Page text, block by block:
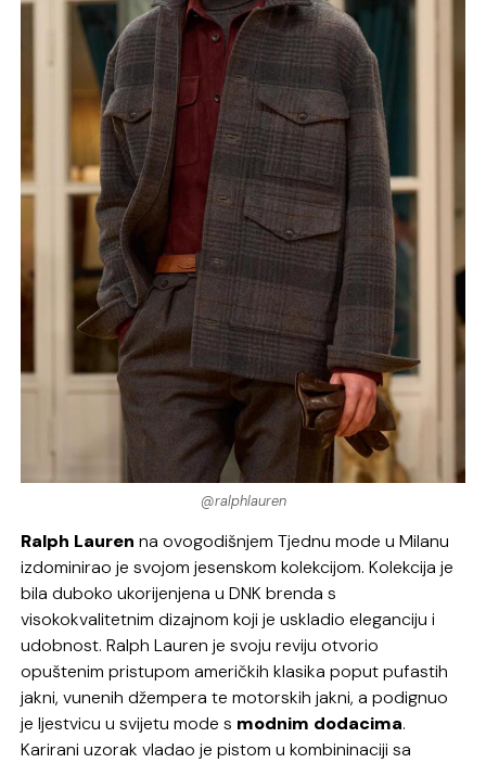
@ralphlauren
Ralph Lauren na ovogodišnjem Tjednu mode u Milanu
izdominirao je svojom jesenskom kolekcijom. Kolekcija je
bila duboko ukorijenjena u DNK brenda s
visokokvalitetnim dizajnom koji je uskladio eleganciju i
udobnost. Ralph Lauren je svoju reviju otvorio
opuštenim pristupom američkih klasika poput pufastih
jakni, vunenih džempera te motorskih jakni, a podignuo
je ljestvicu u svijetu mode s modnim dodacima.
Karirani uzorak vladao je pistom u kombininaciji sa